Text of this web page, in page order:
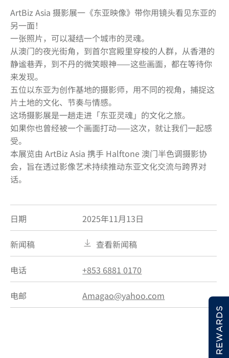
ArtBiz Asia 摄影展一《东亚映像》带你用镜头看见东亚的
另一面！
一张照片，可以凝结一个城市的灵魂。
从澳门的夜光街角，到首尔宫殿里穿梭的人群，从香港的
静谧巷弄，到不丹的微笑眼神——这些画面，都在等待你
来发现。
五位以东亚为创作基地的摄影师，用不同的视角，捕捉这
片土地的文化、节奏与情感。
这场摄影展是一趟走进「东亚灵魂」的文化之旅。
如果你也曾经被一个画面打动——这次，就让我们一起感
受。
本展览由 ArtBiz Asia 携手 Halftone 澳门半色调摄影协
会，旨在透过影像艺术持续推动东亚文化交流与跨界对
话。
日期 2025年11月13日
新闻稿 查看新闻稿
电话 +853 6881 0170
电邮 Amagao@yahoo.com
REWARDS